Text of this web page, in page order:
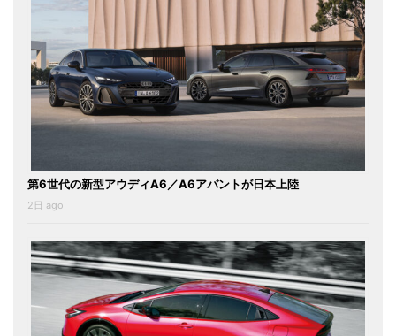
第6世代の新型アウディA6／A6アバントが日本上陸
2日 ago